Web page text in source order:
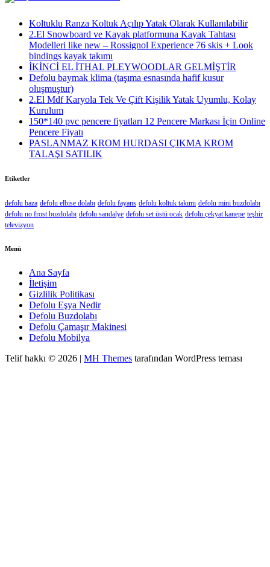
Koltuklu Ranza Koltuk Açılıp Yatak Olarak Kullanılabilir
2.El Snowboard ve Kayak platformuna Kayak Tahtası
Modelleri like new – Rossignol Experience 76 skis + Look
bindings kayak takımı
İKİNCİ EL İTHAL PLEYWOODLAR GELMİŞTİR
Defolu baymak klima (taşıma esnasında hafif kusur
oluşmuştur)
2.El Mdf Karyola Tek Ve Çift Kişilik Yatak Uyumlu, Kolay
Kurulum
150*140 pvc pencere fiyatları 12 Pencere Markası İçin Online
Pencere Fiyatı
PASLANMAZ KROM HURDASI ÇIKMA KROM
TALAŞI SATILIK
Etiketler
defolu baza defolu elbise dolabı defolu fayans defolu koltuk takımı defolu mini buzdolabı
defolu no frost buzdolabı defolu sandalye defolu set üstü ocak defolu çekyat kanepe teşhir
televizyon
Menü
Ana Sayfa
İletişim
Gizlilik Politikası
Defolu Eşya Nedir
Defolu Buzdolabı
Defolu Çamaşır Makinesi
Defolu Mobilya
Telif hakkı © 2026 | MH Themes tarafından WordPress teması